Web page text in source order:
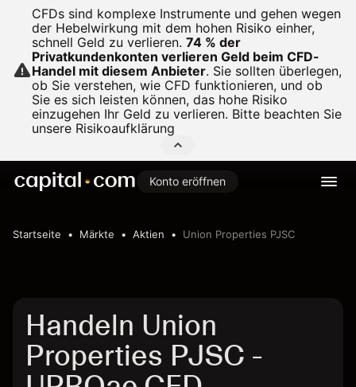
CFDs sind komplexe Instrumente und gehen wegen
der Hebelwirkung mit dem hohen Risiko einher,
schnell Geld zu verlieren. 74 % der
Privatkundenkonten verlieren Geld beim CFD-
Handel mit diesem Anbieter. Sie sollten überlegen,
ob Sie verstehen, wie CFD funktionieren, und ob
Sie es sich leisten können, das hohe Risiko
einzugehen Ihr Geld zu verlieren. Bitte beachten Sie
unsere Risikoaufklärung
Konto eröffnen
Startseite Märkte Aktien Union Properties PJSC
Handeln Union
Properties PJSC -